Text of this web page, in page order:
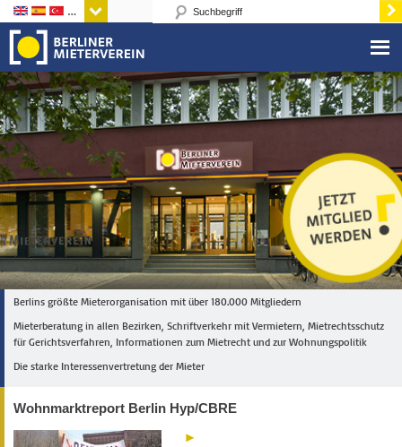
Sprachen
Berlins größte Mieterorganisation mit über 180.000 Mitgliedern
Mieterberatung in allen Bezirken, Schriftverkehr mit Vermietern, Mietrechtsschutz
für Gerichtsverfahren, Informationen zum Mietrecht und zur Wohnungspolitik
Die starke Interessenvertretung der Mieter
Wohnmarktreport Berlin Hyp/CBRE